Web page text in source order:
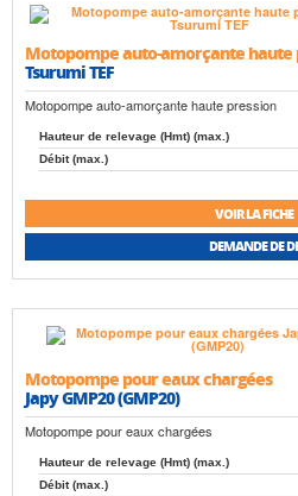
Motopompe auto-amorçante haute
Tsurumi TEF
Motopompe auto-amorçante haute pression
Hauteur de relevage (Hmt) (max.)
Débit (max.)
VOIR LA FICHE
DEMANDE DE
Motopompe pour eaux chargées
Japy GMP20 (GMP20)
Motopompe pour eaux chargées
Hauteur de relevage (Hmt) (max.)
Débit (max.)